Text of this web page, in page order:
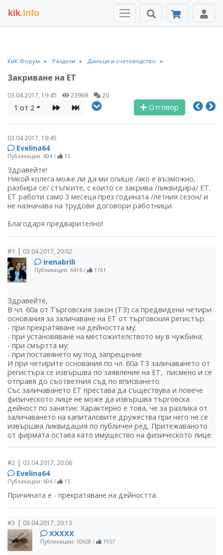
kik.info
КиК Форум Раздели Данъци и счетоводство
Закриване на ЕТ
03.04.2017, 19:45 23969 20
Отговор
1 от 2
03.04.2017, 19:45
Evelina64
Публикации: 604 / 15
Здравейте!
Някой колега може ли да ми опише /ако е възможно,
разбира се/ стъпките, с които се закрива /ликвидира/ ЕТ.
ЕТ работи само 3 месеца през годината /летния сезон/ и
не назначава на трудови договори работници.
Благодаря предварително!
#1 | 03.04.2017, 20:02
irenabrili
Публикации: 6416/ 1161
Здравейте,
В чл. 60а от Търговския закон (ТЗ) са предвидени четири
основания за заличаване на ЕТ от търговския регистър:
- при прекратяване на дейността му;
- при установяване на местожителството му в чужбина;
- при смъртта му;
- при поставянето му под запрещение
И при четирите основания по чл. 60а ТЗ заличаването от
регистъра се извършва по заявление на ЕТ, писмено и се
отправя до съответния съд по вписването.
Със заличаването ЕТ престава да съществува и повече
физическото лице не може да извършва търговска
дейност по занятие. Характерно е това, че за разлика от
заличаването на капиталовите дружества при него не се
извършва ликвидация по публичен ред. Притежаваното
от фирмата остава като имущество на физическото лице.
#2 | 03.04.2017, 20:06
Evelina64
Публикации: 604 / 15
Причината е - прекратяване на дейността.
#3 | 03.04.2017, 20:13
ХХХХХ
Публикации: 10928 / 1957